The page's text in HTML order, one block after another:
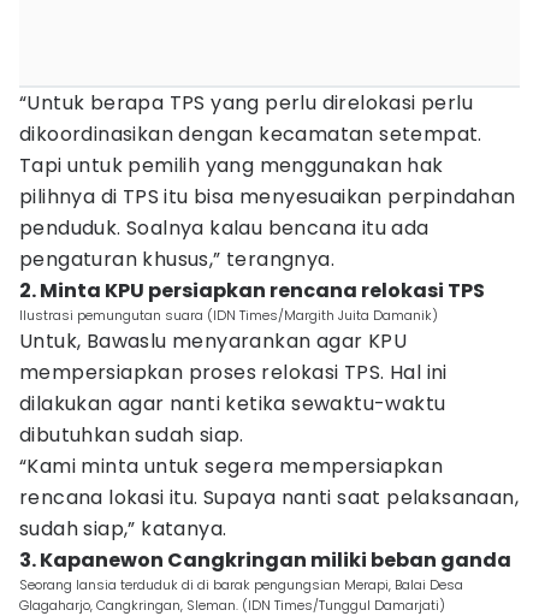
“Untuk berapa TPS yang perlu direlokasi perlu
dikoordinasikan dengan kecamatan setempat.
Tapi untuk pemilih yang menggunakan hak
pilihnya di TPS itu bisa menyesuaikan perpindahan
penduduk. Soalnya kalau bencana itu ada
pengaturan khusus,” terangnya.
2. Minta KPU persiapkan rencana relokasi TPS
Ilustrasi pemungutan suara (IDN Times/Margith Juita Damanik)
Untuk, Bawaslu menyarankan agar KPU
mempersiapkan proses relokasi TPS. Hal ini
dilakukan agar nanti ketika sewaktu-waktu
dibutuhkan sudah siap.
“Kami minta untuk segera mempersiapkan
rencana lokasi itu. Supaya nanti saat pelaksanaan,
sudah siap,” katanya.
3. Kapanewon Cangkringan miliki beban ganda
Seorang lansia terduduk di di barak pengungsian Merapi, Balai Desa
Glagaharjo, Cangkringan, Sleman. (IDN Times/Tunggul Damarjati)